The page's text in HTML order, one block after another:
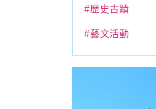
#歷史古蹟
#藝文活動